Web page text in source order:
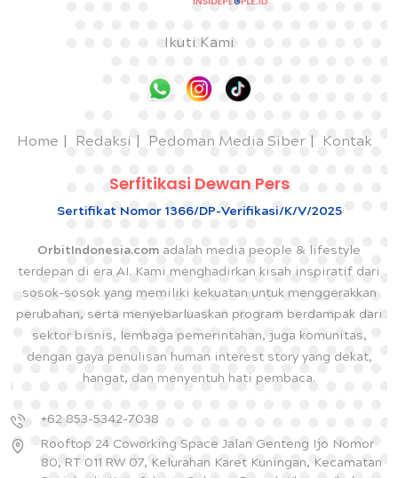
Ikuti Kami
Home Redaksi Pedoman Media Siber Kontak
Serfitikasi Dewan Pers
Sertifikat Nomor 1366/DP-Verifikasi/K/V/2025
OrbitIndonesia.com adalah media people & lifestyle
terdepan di era AI. Kami menghadirkan kisah inspiratif dari
sosok-sosok yang memiliki kekuatan untuk menggerakkan
perubahan, serta menyebarluaskan program berdampak dari
sektor bisnis, lembaga pemerintahan, juga komunitas,
dengan gaya penulisan human interest story yang dekat,
hangat, dan menyentuh hati pembaca.
+62 853-5342-7038
Rooftop 24 Coworking Space Jalan Genteng Ijo Nomor
80, RT 011 RW 07, Kelurahan Karet Kuningan, Kecamatan